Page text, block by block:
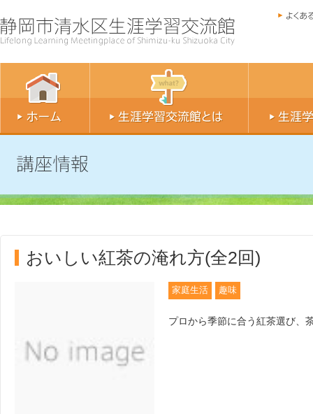
おいしい紅茶の淹れ方(全2回)
家庭生活 趣味
プロから季節に合う紅茶選び、